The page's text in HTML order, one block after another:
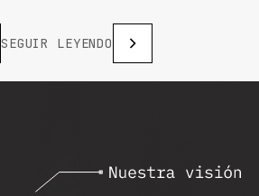
SEGUIR LEYENDO